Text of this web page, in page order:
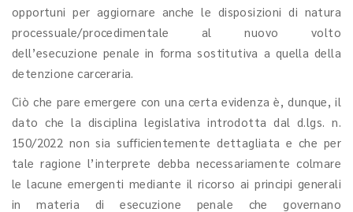
opportuni per aggiornare anche le disposizioni di natura
processuale/procedimentale al nuovo volto
dell’esecuzione penale in forma sostitutiva a quella della
detenzione carceraria.
Ciò che pare emergere con una certa evidenza è, dunque, il
dato che la disciplina legislativa introdotta dal d.lgs. n.
150/2022 non sia sufficientemente dettagliata e che per
tale ragione l’interprete debba necessariamente colmare
le lacune emergenti mediante il ricorso ai principi generali
in materia di esecuzione penale che governano